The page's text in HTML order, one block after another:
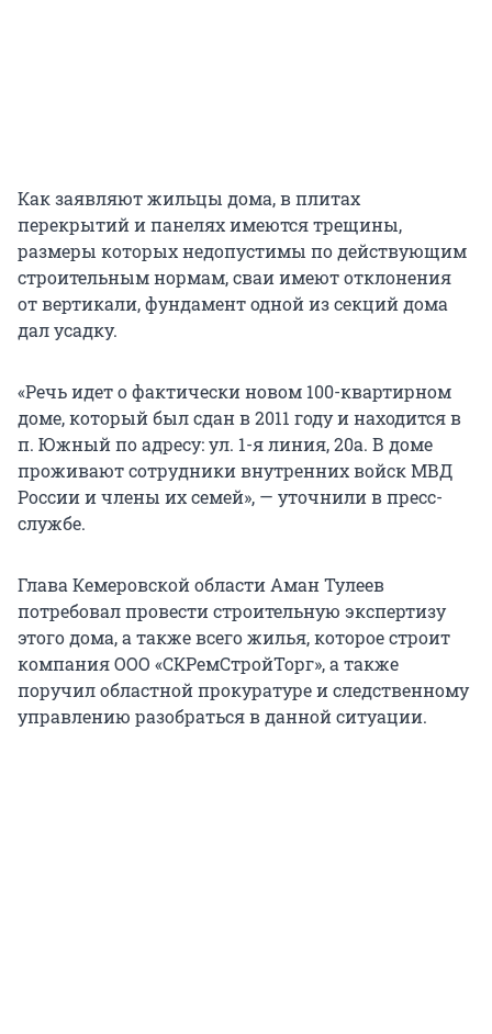
Как заявляют жильцы дома, в плитах
перекрытий и панелях имеются трещины,
размеры которых недопустимы по действующим
строительным нормам, сваи имеют отклонения
от вертикали, фундамент одной из секций дома
дал усадку.
«Речь идет о фактически новом 100-квартирном
доме, который был сдан в 2011 году и находится в
п. Южный по адресу: ул. 1-я линия, 20а. В доме
проживают сотрудники внутренних войск МВД
России и члены их семей», — уточнили в пресс-
службе.
Глава Кемеровской области Аман Тулеев
потребовал провести строительную экспертизу
этого дома, а также всего жилья, которое строит
компания ООО «СКРемСтройТорг», а также
поручил областной прокуратуре и следственному
управлению разобраться в данной ситуации.